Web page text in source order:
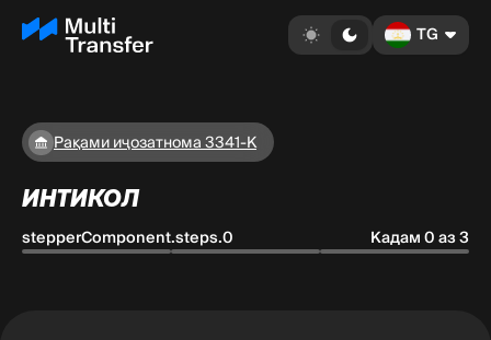
TG
Рақами иҷозатнома 3341-K
ИНТИКОЛ
stepperComponent.steps.0 Кадам 0 аз 3